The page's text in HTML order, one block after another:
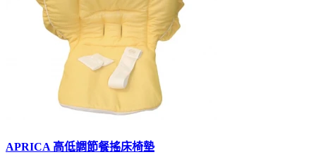
APRICA 高低調節餐搖床椅墊